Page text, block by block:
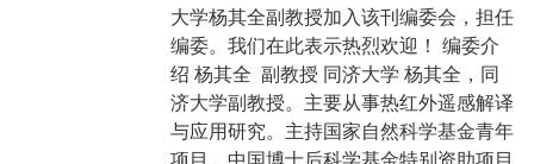
大学杨其全副教授加入该刊编委会，担任
编委。我们在此表示热烈欢迎！ 编委介
绍 杨其全 副教授 同济大学 杨其全，同
济大学副教授。主要从事热红外遥感解译
与应用研究。主持国家自然科学基金青年
项目、中国博士后科学基金特别资助项目